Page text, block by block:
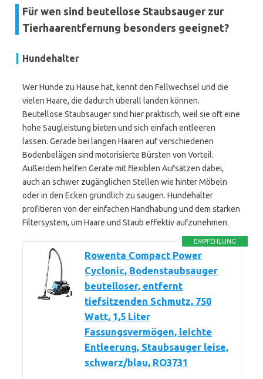
Für wen sind beutellose Staubsauger zur
Tierhaarentfernung besonders geeignet?
Hundehalter
Wer Hunde zu Hause hat, kennt den Fellwechsel und die
vielen Haare, die dadurch überall landen können.
Beutellose Staubsauger sind hier praktisch, weil sie oft eine
hohe Saugleistung bieten und sich einfach entleeren
lassen. Gerade bei langen Haaren auf verschiedenen
Bodenbelägen sind motorisierte Bürsten von Vorteil.
Außerdem helfen Geräte mit flexiblen Aufsätzen dabei,
auch an schwer zugänglichen Stellen wie hinter Möbeln
oder in den Ecken gründlich zu saugen. Hundehalter
profitieren von der einfachen Handhabung und dem starken
Filtersystem, um Haare und Staub effektiv aufzunehmen.
EMPFEHLUNG
Rowenta Compact Power
Cyclonic, Bodenstaubsauger
beutelloser, entfernt
tiefsitzenden Schmutz, 750
Watt, 1,5 Liter
Fassungsvermögen, leichte
Entleerung, Staubsauger leise,
schwarz/blau, RO3731